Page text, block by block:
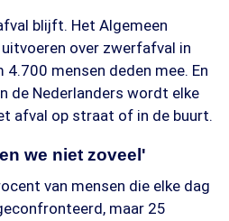
blijft. Het Algemeen
over zwerfafval in
4.700 mensen deden mee. En
de Nederlanders wordt elke
afval op straat of in de buurt.
we niet zoveel'
van mensen die elke dag
maar 25